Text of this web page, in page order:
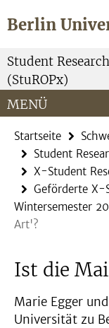
direkt
Inhalt
Berlin
Service-
Navigation
Student
(StuROPx)
MENÜ
Startseite
Student
X-Student
Geförderte X-
Wintersemester
Art'?
Ist die
Marie Egger
Universität zu